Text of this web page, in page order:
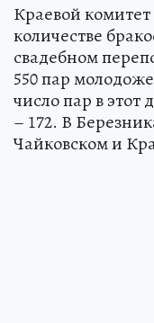
Краевой
количестве
свадебном
550 пар
число пар в этот
– 172. В
Чайковском и